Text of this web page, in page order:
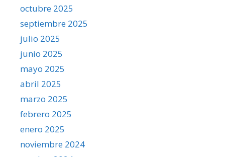
octubre 2025
septiembre 2025
julio 2025
junio 2025
mayo 2025
abril 2025
marzo 2025
febrero 2025
enero 2025
noviembre 2024